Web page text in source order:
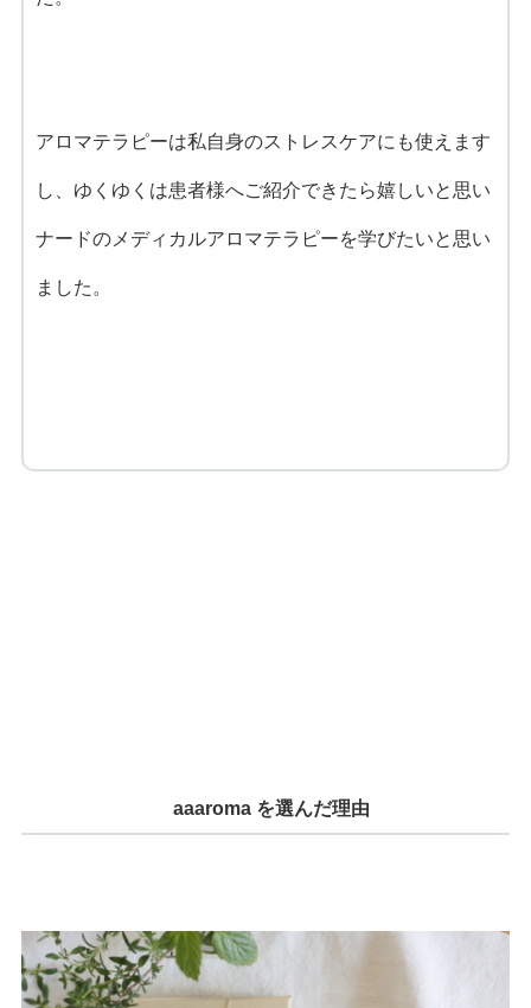
アロマテラピーは私自身のストレスケアにも使えます
し、ゆくゆくは患者様へご紹介できたら嬉しいと思い
ナードのメディカルアロマテラピーを学びたいと思い
ました。
aaaroma を選んだ理由